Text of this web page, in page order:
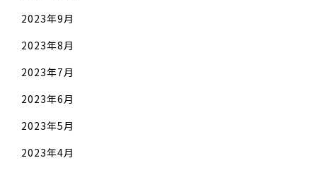
2023年9月
2023年8月
2023年7月
2023年6月
2023年5月
2023年4月